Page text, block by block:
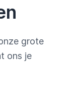
grote
ons je